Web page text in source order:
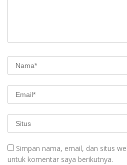
Simpan nama, email, dan situs
untuk komentar saya berikutnya.